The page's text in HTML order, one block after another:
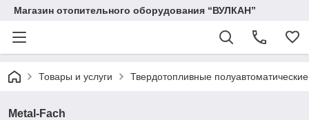
Магазин отопительного оборудования “ВУЛКАН”
Товары и услуги Твердотопливные
Metal-Fach